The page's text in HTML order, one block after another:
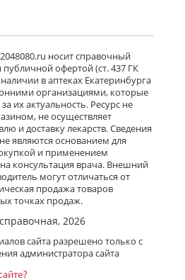
носит справочный
публичной офертой (ст. 437 ГК
в аптеках Екатеринбурга
организациями, которые
их актуальность. Ресурс не
не осуществляет
и доставку лекарств. Сведения
являются основанием для
и применением
консультация врача. Внешний
могут отличаться от
продажа товаров
точках продаж.
2026
сайта разрешено только с
администратора сайта